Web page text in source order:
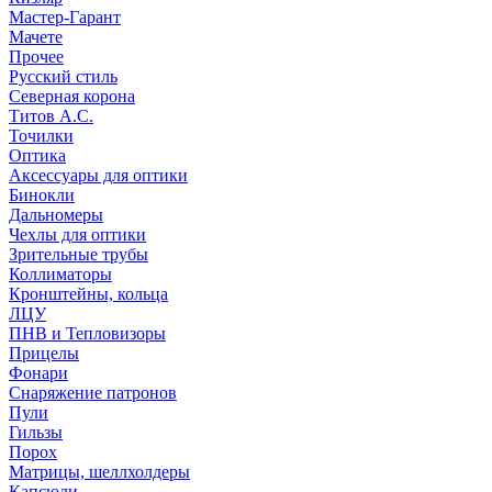
Мастер-Гарант
Мачете
Прочее
Русский стиль
Северная корона
Титов А.С.
Точилки
Оптика
Аксессуары для оптики
Бинокли
Дальномеры
Чехлы для оптики
Зрительные трубы
Коллиматоры
Кронштейны, кольца
ЛЦУ
ПНВ и Тепловизоры
Прицелы
Фонари
Снаряжение патронов
Пули
Гильзы
Порох
Матрицы, шеллхолдеры